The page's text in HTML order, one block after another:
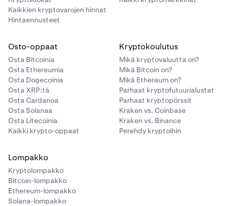
Kaikkien kryptovarojen hinnat
Hintaennusteet
Osto-oppaat
Osta Bitcoinia
Osta Ethereumia
Osta Dogecoinia
Osta XRP:tä
Osta Cardanoa
Osta Solanaa
Osta Litecoinia
Kaikki krypto-oppaat
Kryptokoulutus
Mikä kryptovaluutta on?
Mikä Bitcoin on?
Mikä Ethereum on?
Parhaat kryptofutuurialustat
Parhaat kryptopörssit
Kraken vs. Coinbase
Kraken vs. Binance
Perehdy kryptoihin
Lompakko
Kryptolompakko
Bitcoin-lompakko
Ethereum-lompakko
Solana-lompakko